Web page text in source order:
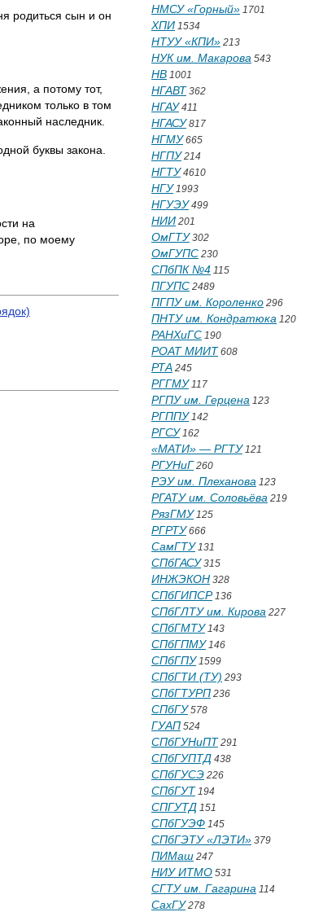
родиться сын и он
а потому тот,
только в том
наследник.
буквы закона.
на
по моему
НМСУ «Горный» 1701
ХПИ 1534
НТУУ «КПИ» 213
НУК им. Макарова 543
НВ 1001
НГАВТ 362
НГАУ411
НГАСУ817
НГМУ665
НГПУ214
НГТУ4610
НГУ1993
НГУЭУ499
НИИ 201
ОмГТУ302
ОмГУПС 230
СПбПК №4 115
ПГУПС 2489
ПГПУ им. Короленко 296
ПНТУ им. Кондратюка 120
РАНХиГС 190
РОАТ МИИТ 608
РТА 245
РГГМУ117
РГПУ им. Герцена 123
РГППУ142
РГСУ162
«МАТИ» — РГТУ121
РГУНиГ 260
РЭУ им. Плеханова 123
РГАТУ им. Соловьёва 219
РязГМУ125
РГРТУ666
СамГТУ131
СПбГАСУ315
ИНЖЭКОН 328
СПбГИПСР136
СПбГЛТУ им. Кирова 227
СПбГМТУ143
СПбГПМУ146
СПбГПУ1599
СПбГТИ (ТУ) 293
СПбГТУРП 236
СПбГУ578
ГУАП 524
СПбГУНиПТ 291
СПбГУПТД 438
СПбГУСЭ 226
СПбГУТ 194
СПГУТД 151
СПбГУЭФ 145
СПбГЭТУ «ЛЭТИ» 379
ПИМаш 247
НИУ ИТМО 531
СГТУ им. Гагарина 114
СахГУ278